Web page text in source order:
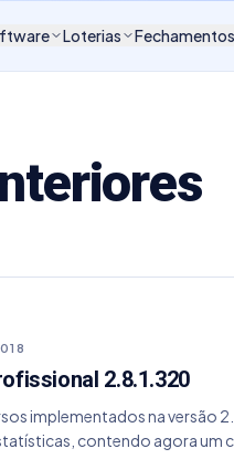
Loterias Fechamentos
2.8.1.320
implementados na versão
contendo agora um